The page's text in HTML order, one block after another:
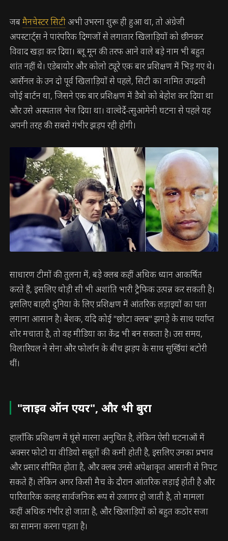
जबमैनचेस्टर सिटी अभी उभरना शुरू ही हुआ था, तो अंग्रेजी
अपस्टार्ट्स ने पारंपरिक दिग्गजों से लगातार खिलाड़ियों को छीनकर
विवाद खड़ा कर दिया। ब्लू मून की तरफ आने वाले बड़े नाम भी बहुत
शांत नहीं थे। एडेबायोर और कोलो ट्यूरे एक बार प्रशिक्षण में भिड़ गए थे।
आर्सेनल के उन दो पूर्व खिलाड़ियों से पहले, सिटी का नामित उपद्रवी
जोई बार्टन था, जिसने एक बार प्रशिक्षण में डैबो को बेहोश कर दिया था
और उसे अस्पताल भेज दिया था। वाल्वेर्दे-त्सुआमेनी घटना से पहले यह
अपनी तरह की सबसे गंभीर झड़प रही होगी।
साधारण टीमों की तुलना में, बड़े क्लब कहीं अधिक ध्यान आकर्षित
करते हैं, इसलिए थोड़ी सी भी अशांति भारी ट्रैफिक उत्पन्न कर सकती है।
इसलिए बाहरी दुनिया के लिए प्रशिक्षण में आंतरिक लड़ाइयों का पता
लगाना आसान है। बेशक, यदि कोई "छोटा क्लब" झगड़े के साथ पर्याप्त
शोर मचाता है, तो वह मीडिया का केंद्र भी बन सकता है। उस समय,
विलारियल ने सेना और फोर्लान के बीच झड़प के साथ सुर्खियां बटोरी
थीं।
"लाइव ऑन एयर", और भी बुरा
हालाँकि प्रशिक्षण में घूंसे मारना अनुचित है, लेकिन ऐसी घटनाओं में
अक्सर फोटो या वीडियो सबूतों की कमी होती है, इसलिए उनका प्रभाव
और प्रसार सीमित होता है, और क्लब उनसे अपेक्षाकृत आसानी से निपट
सकते हैं। लेकिन अगर किसी मैच के दौरान आंतरिक लड़ाई होती है और
पारिवारिक कलह सार्वजनिक रूप से उजागर हो जाती है, तो मामला
कहीं अधिक गंभीर हो जाता है, और खिलाड़ियों को बहुत कठोर सजा
का सामना करना पड़ता है।